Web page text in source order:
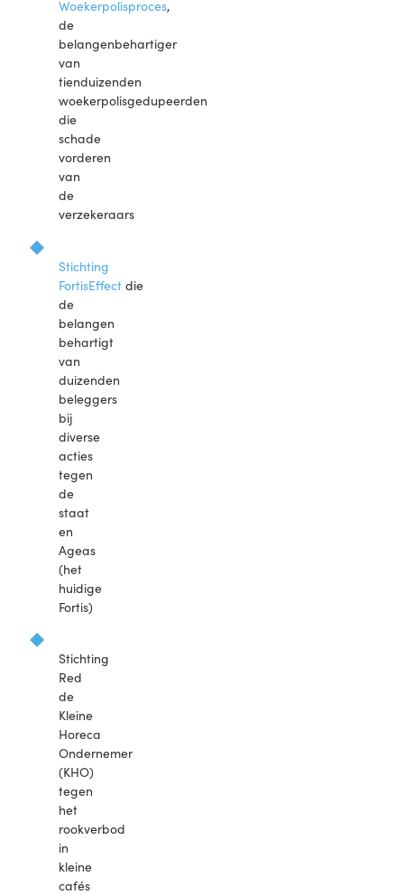
Woekerpolisproces,
de
belangenbehartiger
van
tienduizenden
woekerpolisgedupeerden
die
schade
vorderen
van
de
verzekeraars
Stichting
FortisEffect die
de
belangen
behartigt
van
duizenden
beleggers
bij
diverse
acties
tegen
de
staat
en
Ageas
(het
huidige
Fortis)
Stichting
Red
de
Kleine
Horeca
Ondernemer
(KHO)
tegen
het
rookverbod
in
kleine
cafés